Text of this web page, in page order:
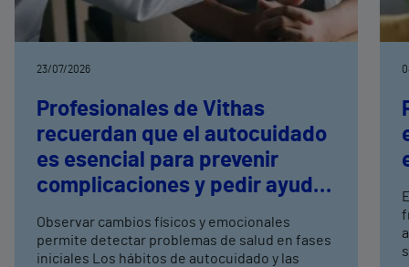
23/07/2026
Profesionales de Vithas
recuerdan que el autocuidado
es esencial para prevenir
complicaciones y pedir ayuda
Observar cambios físicos y emocionales
permite detectar problemas de salud en fases
iniciales Los hábitos de autocuidado y las